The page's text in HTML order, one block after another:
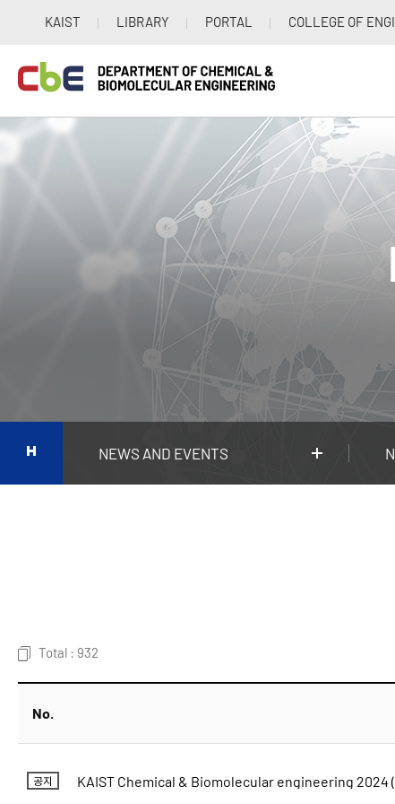
KAIST LIBRARY PORTAL COLLEGE OF
NEWS AND EVENTS
Total : 932
No.
공지 KAIST Chemical & Biomolecular engineering 2024